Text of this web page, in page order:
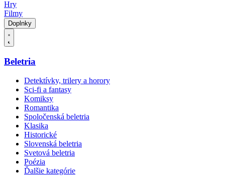
Hry
Filmy
Doplnky
Beletria
Detektívky, trilery a horory
Sci-fi a fantasy
Komiksy
Romantika
Spoločenská beletria
Klasika
Historické
Slovenská beletria
Svetová beletria
Poézia
Ďalšie kategórie